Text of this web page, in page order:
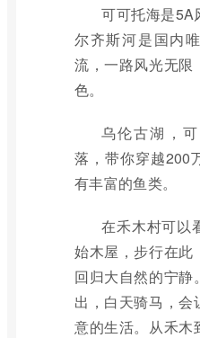
可可托海是5A
尔齐斯河是国内
流，一路风光无限
色。
乌伦古湖，
落，带你穿越200
有丰富的鱼类。
在禾木村可以
始木屋，步行在此
回归大自然的宁静
出，白天骑马，
意的生活。从禾木